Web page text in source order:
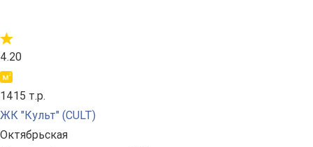
4.20
1415 т.р.
ЖК "Культ" (CULT)
Октябрьская